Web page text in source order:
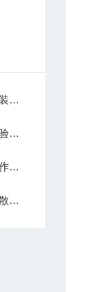
程